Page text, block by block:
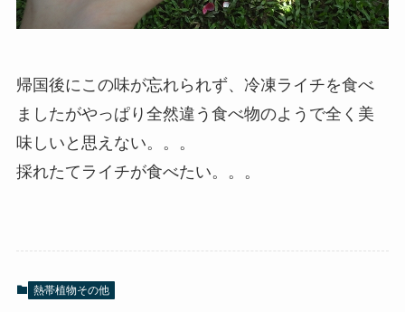
帰国後にこの味が忘れられず、冷凍ライチを食べ
ましたがやっぱり全然違う食べ物のようで全く美
味しいと思えない。。。
採れたてライチが食べたい。。。
熱帯植物その他